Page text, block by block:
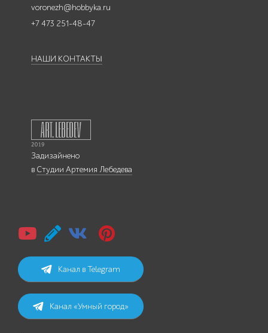
voronezh@hobbyka.ru
+7 473 251-48-47
НАШИ КОНТАКТЫ
Задизайнено
в Студии Артемия Лебедева
Канал в Telegram
Канал «Умный город»